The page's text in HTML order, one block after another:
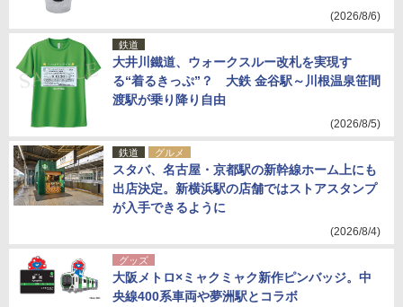
(2026/8/6)
鉄道
大井川鐵道、ウォークスルー改札を実現す
る“着るきっぷ”？ 大鉄 金谷駅～川根温泉笹間
渡駅が乗り降り自由
(2026/8/5)
鉄道 グルメ
スタバ、名古屋・京都駅の新幹線ホーム上にも
出店決定。新横浜駅の店舗ではストアスタンプ
が入手できるように
(2026/8/4)
グッズ
大阪メトロ×ミャクミャク新作ピンバッジ。中
央線400系車両や夢洲駅とコラボ